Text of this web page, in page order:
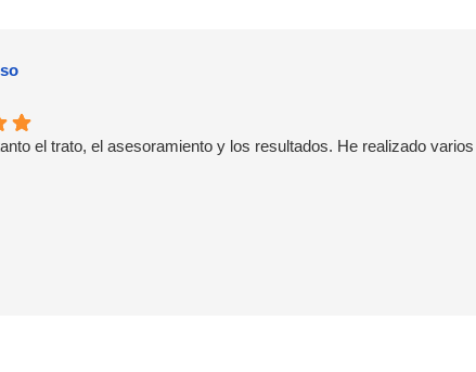
el trato, el asesoramiento y los resultados. He realizado